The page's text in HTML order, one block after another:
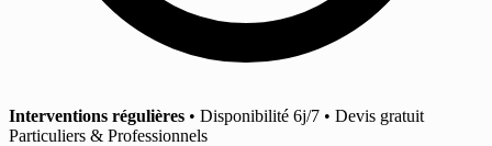
Interventions régulières • Disponibilité 6j/7 • Devis gratuit
Particuliers & Professionnels